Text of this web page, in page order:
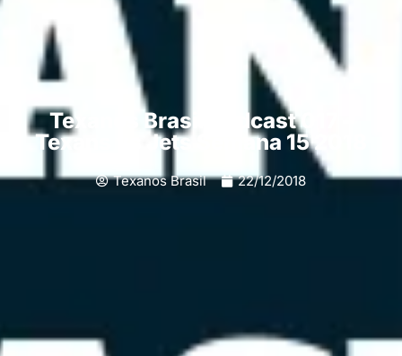
Texanos Brasil Podcast 017 –
Texans vs Jets Semana 15 2018
Texanos Brasil 22/12/2018